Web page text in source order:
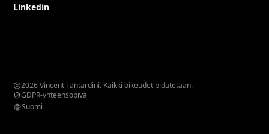
Linkedin
2026 Vincent Tantardini. Kaikki oikeudet pidätetään.
GDPR-yhteensopiva
Suomi